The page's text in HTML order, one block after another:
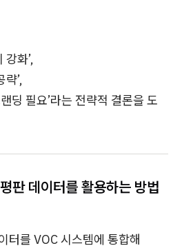
화’,
’,
딩 필요’라는 전략적 결론을 도
판 데이터를 활용하는 방법
터를 VOC 시스템에 통합해